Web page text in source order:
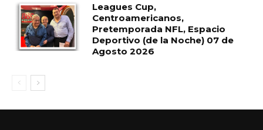
Leagues Cup,
Centroamericanos,
Pretemporada NFL, Espacio
Deportivo (de la Noche) 07 de
Agosto 2026